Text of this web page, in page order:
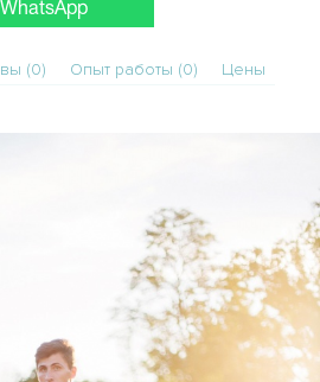
(0) Опыт работы (0) Цены